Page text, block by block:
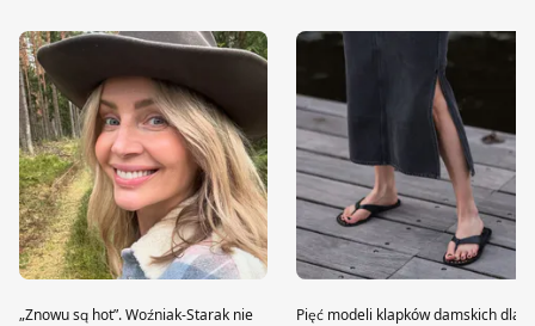
„Znowu są hot”. Woźniak-Starak nie
Pięć modeli klapków damskich dla